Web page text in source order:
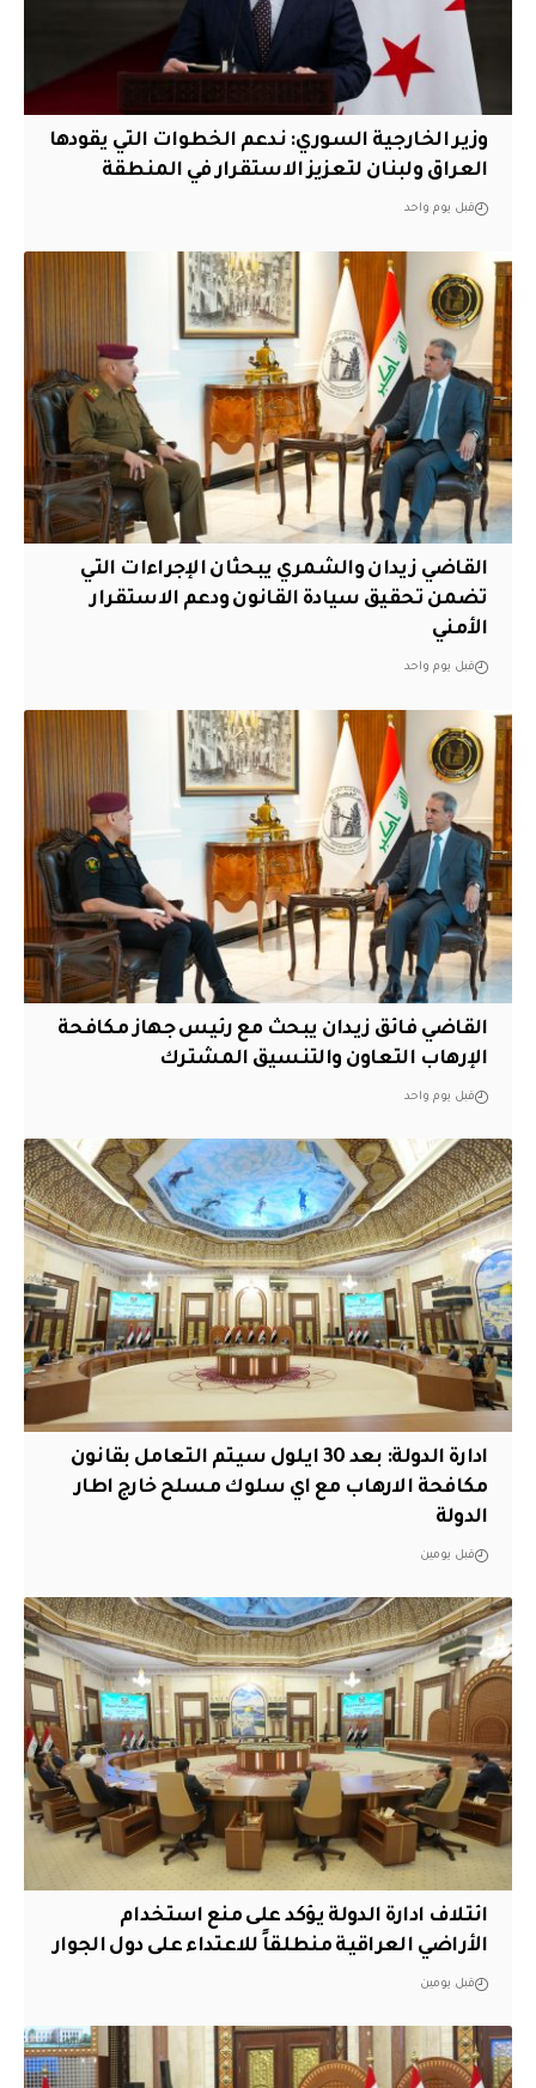
وزير الخارجية السوري: ندعم الخطوات التي يقودها
العراق ولبنان لتعزيز الاستقرار في المنطقة
قبل يوم واحد
القاضي زيدان والشمري يبحثان الإجراءات التي
تضمن تحقيق سيادة القانون ودعم الاستقرار
الأمني
قبل يوم واحد
القاضي فائق زيدان يبحث مع رئيس جهاز مكافحة
الإرهاب التعاون والتنسيق المشترك
قبل يوم واحد
ادارة الدولة: بعد 30 ايلول سيتم التعامل بقانون
مكافحة الارهاب مع اي سلوك مسلح خارج اطار
الدولة
قبل يومين
ائتلاف ادارة الدولة يؤكد على منع استخدام
الأراضي العراقية منطلقاً للاعتداء على دول الجوار
قبل يومين